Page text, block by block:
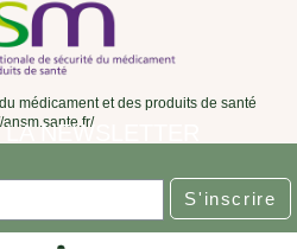
médicament et des produits de santé
ansm.sante.fr/
NEWSLETTER
S'inscrire